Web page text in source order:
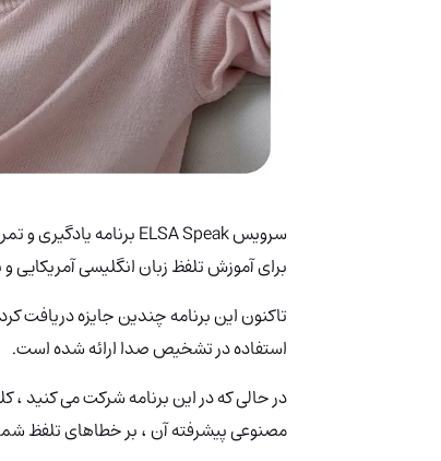
برای آموزش تلفظ زبان انگلیسی آمریکایی
تاکنون این برنامه چندین جایزه دریافت
استفاده در تشخیص صدا ارائه شده است.
در حالی که در این برنامه شرکت می کنید ،
مصنوعی پیشرفته آن ، بر خطاهای تلفظ